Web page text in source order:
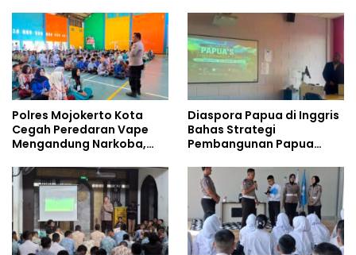
Polres Mojokerto Kota
Cegah Peredaran Vape
Mengandung Narkoba,
Kalangan Remaja
Diaspora Papua di Inggris
Bahas Strategi
Pembangunan Papua
Doktoral Internasional